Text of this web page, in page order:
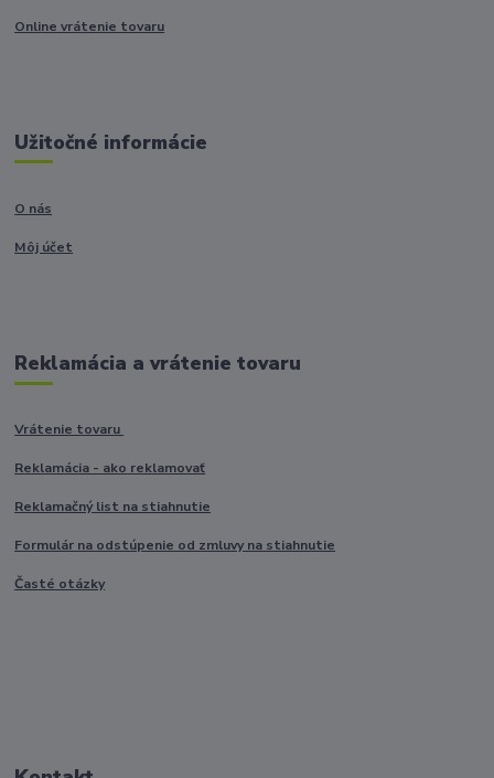
Online vrátenie tovaru
Užitočné informácie
O nás
Môj účet
Reklamácia a vrátenie tovaru
Vrátenie tovaru
Reklamácia - ako reklamovať
Reklamačný list na stiahnutie
Formulár na odstúpenie od zmluvy na stiahnutie
Časté otázky